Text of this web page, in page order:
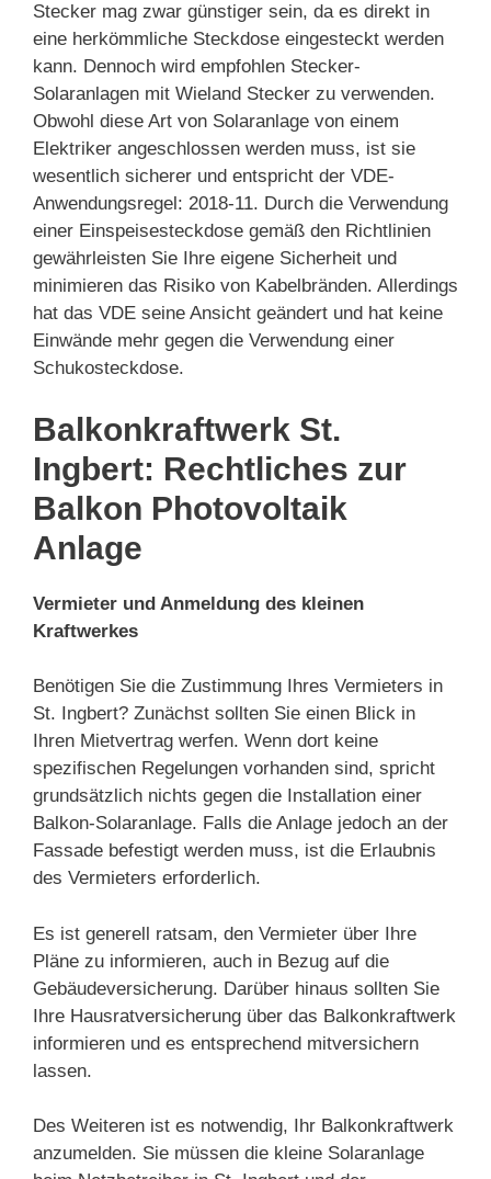
Stecker mag zwar günstiger sein, da es direkt in
eine herkömmliche Steckdose eingesteckt werden
kann. Dennoch wird empfohlen Stecker-
Solaranlagen mit Wieland Stecker zu verwenden.
Obwohl diese Art von Solaranlage von einem
Elektriker angeschlossen werden muss, ist sie
wesentlich sicherer und entspricht der VDE-
Anwendungsregel: 2018-11. Durch die Verwendung
einer Einspeisesteckdose gemäß den Richtlinien
gewährleisten Sie Ihre eigene Sicherheit und
minimieren das Risiko von Kabelbränden. Allerdings
hat das VDE seine Ansicht geändert und hat keine
Einwände mehr gegen die Verwendung einer
Schukosteckdose.
Balkonkraftwerk St.
Ingbert: Rechtliches zur
Balkon Photovoltaik
Anlage
Vermieter und Anmeldung des kleinen
Kraftwerkes
Benötigen Sie die Zustimmung Ihres Vermieters in
St. Ingbert? Zunächst sollten Sie einen Blick in
Ihren Mietvertrag werfen. Wenn dort keine
spezifischen Regelungen vorhanden sind, spricht
grundsätzlich nichts gegen die Installation einer
Balkon-Solaranlage. Falls die Anlage jedoch an der
Fassade befestigt werden muss, ist die Erlaubnis
des Vermieters erforderlich.
Es ist generell ratsam, den Vermieter über Ihre
Pläne zu informieren, auch in Bezug auf die
Gebäudeversicherung. Darüber hinaus sollten Sie
Ihre Hausratversicherung über das Balkonkraftwerk
informieren und es entsprechend mitversichern
lassen.
Des Weiteren ist es notwendig, Ihr Balkonkraftwerk
anzumelden. Sie müssen die kleine Solaranlage